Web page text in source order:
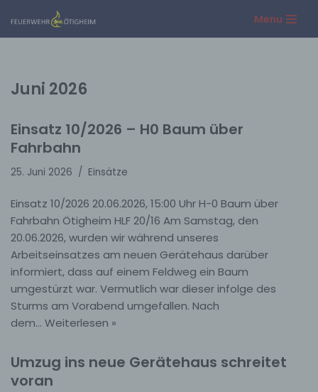
Zum
Menu
Juni 2026
Einsatz 10/2026 – H0 Baum über
Fahrbahn
25. Juni 2026 Einsätze
Einsatz 10/2026 20.06.2026, 15:00 Uhr H-0 Baum über
Fahrbahn Ötigheim HLF 20/16 Am Samstag, den
20.06.2026, wurden wir während unseres
Arbeitseinsatzes am neuen Gerätehaus darüber
informiert, dass auf einem Feldweg ein Baum
umgestürzt war. Vermutlich war dieser infolge des
Sturms am Vorabend umgefallen. Nach
dem… Weiterlesen »
Umzug ins neue Gerätehaus schreitet
voran